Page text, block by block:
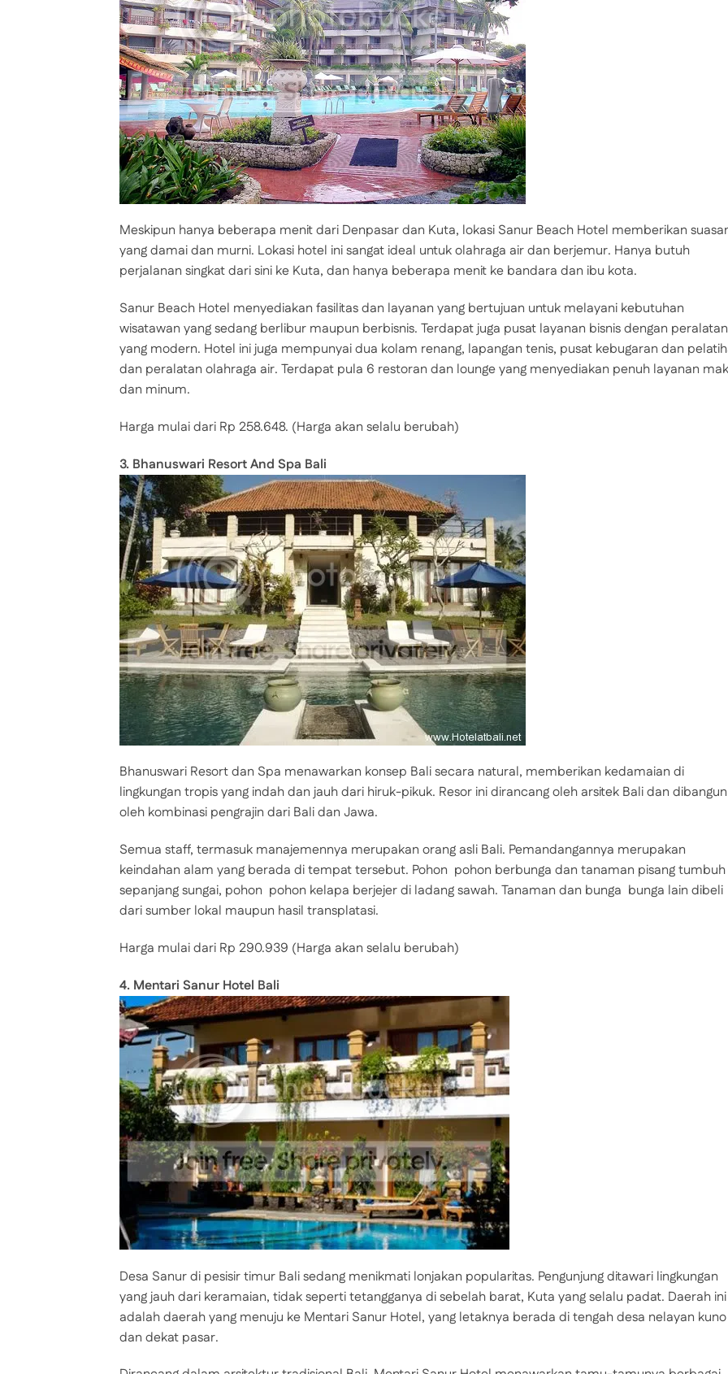
Meskipun hanya beberapa menit dari Denpasar dan Kuta, lokasi Sanur Beach Hotel memberikan
yang damai dan murni. Lokasi hotel ini sangat ideal untuk olahraga air dan berjemur. Hanya butuh
perjalanan singkat dari sini ke Kuta, dan hanya beberapa menit ke bandara dan ibu kota.
Sanur Beach Hotel menyediakan fasilitas dan layanan yang bertujuan untuk melayani kebutuhan
wisatawan yang sedang berlibur maupun berbisnis. Terdapat juga pusat layanan bisnis dengan peralatan
yang modern. Hotel ini juga mempunyai dua kolam renang, lapangan tenis, pusat kebugaran dan
dan peralatan olahraga air. Terdapat pula 6 restoran dan lounge yang menyediakan penuh layanan
dan minum.
Harga mulai dari Rp 258.648. (Harga akan selalu berubah)
3. Bhanuswari Resort And Spa Bali
Bhanuswari Resort dan Spa menawarkan konsep Bali secara natural, memberikan kedamaian di
lingkungan tropis yang indah dan jauh dari hiruk-pikuk. Resor ini dirancang oleh arsitek Bali dan dibangun
oleh kombinasi pengrajin dari Bali dan Jawa.
Semua staff, termasuk manajemennya merupakan orang asli Bali. Pemandangannya merupakan
keindahan alam yang berada di tempat tersebut. Pohon  pohon berbunga dan tanaman pisang
sepanjang sungai, pohon  pohon kelapa berjejer di ladang sawah. Tanaman dan bunga  bunga lain dibeli
dari sumber lokal maupun hasil transplatasi.
Harga mulai dari Rp 290.939 (Harga akan selalu berubah)
4. Mentari Sanur Hotel Bali
Desa Sanur di pesisir timur Bali sedang menikmati lonjakan popularitas. Pengunjung ditawari lingkungan
yang jauh dari keramaian, tidak seperti tetangganya di sebelah barat, Kuta yang selalu padat. Daerah ini
adalah daerah yang menuju ke Mentari Sanur Hotel, yang letaknya berada di tengah desa nelayan kuno
dan dekat pasar.